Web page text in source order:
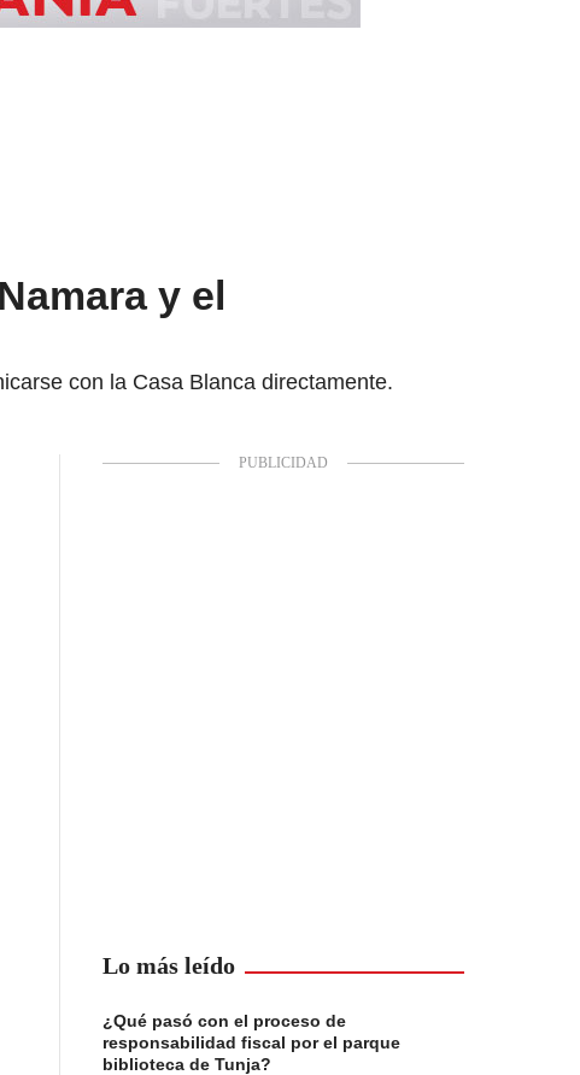
y el
con la Casa Blanca directamente.
Lo más leído
¿Qué pasó con el proceso de
responsabilidad fiscal por el parque
biblioteca de Tunja?